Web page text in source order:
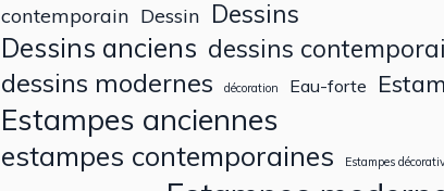
contemporain Dessin Dessins
Dessins anciens dessins
dessins modernes décoration Eau-forte
Estampes anciennes
estampes contemporaines Estampes